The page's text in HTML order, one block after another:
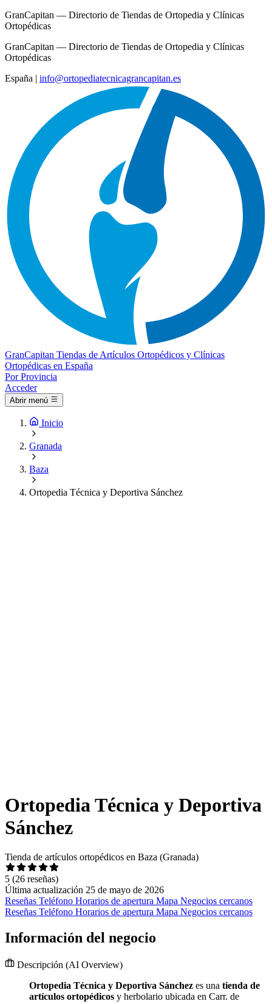
GranCapitan — Directorio de Tiendas de Ortopedia y Clínicas
Ortopédicas
GranCapitan — Directorio de Tiendas de Ortopedia y Clínicas
Ortopédicas
España | info@ortopediatecnicagrancapitan.es
GranCapitan Tiendas de Artículos Ortopédicos y Clínicas
Ortopédicas en España
Por Provincia
Acceder
Abrir menú
Inicio
Granada
Baza
Ortopedia Técnica y Deportiva Sánchez
Ortopedia Técnica y Deportiva
Sánchez
Tienda de artículos ortopédicos en Baza (Granada)
5 (26 reseñas)
Última actualización 25 de mayo de 2026
Reseñas Teléfono Horarios de apertura Mapa Negocios cercanos
Reseñas Teléfono Horarios de apertura Mapa Negocios cercanos
Información del negocio
Descripción (AI Overview)
Ortopedia Técnica y Deportiva Sánchez es una tienda de
artículos ortopédicos y herbolario ubicada en Carr. de